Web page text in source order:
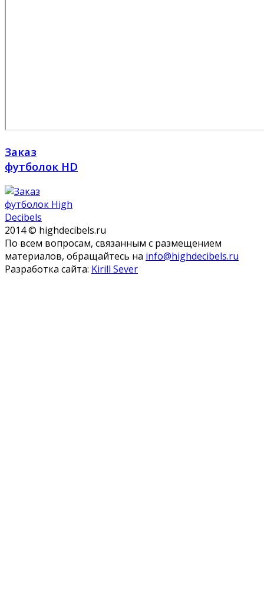
Заказ
футболок HD
2014 © highdecibels.ru
По всем вопросам, связанным с размещением
материалов, обращайтесь на info@highdecibels.ru
Разработка сайта: Kirill Sever